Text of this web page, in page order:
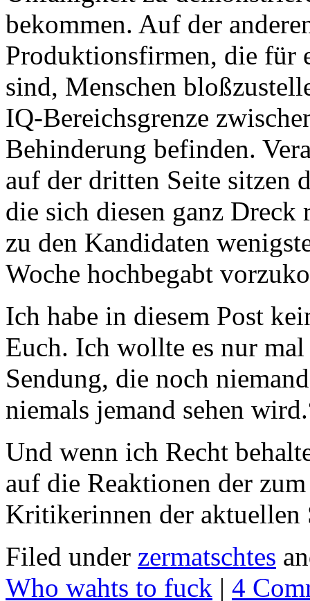
bekommen. Auf der
Produktionsfirmen, die für
sind, Menschen
IQ-Bereichsgrenze
Behinderung befinden.
auf der dritten Seite sitzen
die sich diesen ganz
zu den Kandidaten
Woche hochbegabt
Ich habe in diesem Post
Euch. Ich wollte es nur
Sendung, die noch
niemals jemand sehen
Und wenn ich Recht
auf die Reaktionen der
Kritikerinnen der aktuellen
Filed under zermatschtes
Who wahts to fuck | 4